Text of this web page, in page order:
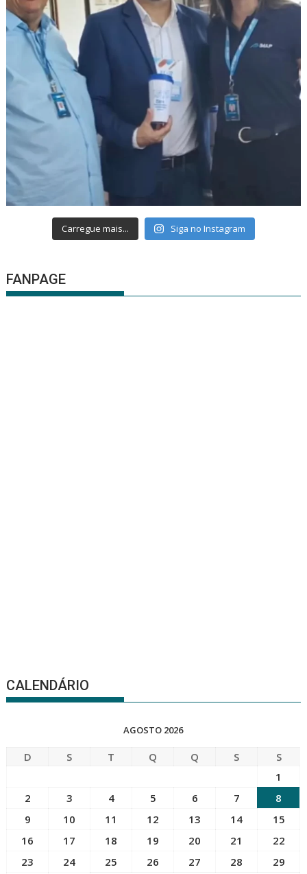
Carregue mais... Siga no Instagram
FANPAGE
CALENDÁRIO
AGOSTO 2026
D S T Q Q S
S
1
2
3 4 5 6 7
8
9
10 11 12 13 14
15
16
17 18 19 20 21
22
23
24 25 26 27 28
29